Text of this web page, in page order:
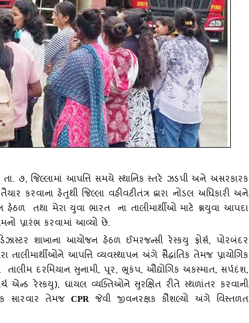
તા. ૭, જિલ્લામાં આપત્તિ સમયે સ્‍થાનિક સ્‍તરે ઝડપી અને અસરકારક
કરવાના હેતુથી જિલ્લા વહીવટીતંત્ર દ્વારા નોડલ અધિકારી અને
હેઠળ તથા મેરા યુવા ભારત ના તાલીમાર્થીઓ માટે શ્નયુવા આપદા
પ્રારંભ કરવામાં આવ્‍યો છે.
શાખાના આયોજન હેઠળ ઈમરજન્‍સી રેસ્‍કયુ ફોર્સ, પોરબંદર
તાલીમાર્થીઓને આપત્તિ વ્‍યવસ્‍થાપન અંગે સૈદ્ધાંતિક તેમજ પ્રાયોગિક
દરમિયાન સુનામી, પૂર, ભૂકંપ, ઔદ્યોગિક અકસ્‍માત, સર્પદંશ,
એન્‍ડ રેસ્‍કયુ), ઘાયલ વ્‍યક્‍તિઓને સુરક્ષિત રીતે સ્‍થળાંતર કરવાની
સારવાર તેમજCPR
જેવી જીવનરક્ષક કૌશલ્‍યો અંગે વિસ્‍તળત